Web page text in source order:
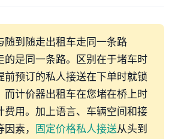
随到随走出租车走同一条路
的是同一条路。区别在于堵车时
前预订的私人接送在下单时就锁
而计价器出租车在您堵在桥上时
费用。加上语言、车辆空间和接
素， 固定价格私人接送从头到